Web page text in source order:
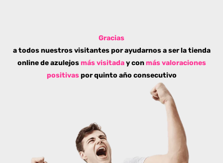
Gracias
a todos nuestros visitantes por ayudarnos a ser la tienda
online de azulejos más visitaday conmás valoraciones
positivaspor quinto año consecutivo